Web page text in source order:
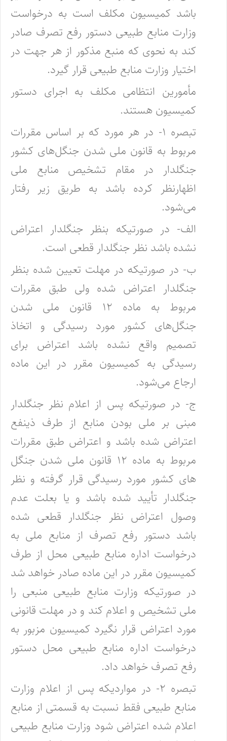
باشد کمیسیون مکلف ‌است به درخواست
وزارت منابع طبیعی دستور رفع تصرف صادر
کند به نحوی که منبع مذکور از هر جهت در
اختیار وزارت منابع طبیعی قرار گیرد.
مأمورین انتظامی مکلف به اجرای دستور
کمیسیون هستند.
تبصره ۱- در هر مورد که بر اساس مقررات
مربوط به قانون ملی شدن جنگل‌های کشور
جنگلدار در مقام تشخیص منابع ملی
اظهارنظر کرده باشد به طریق زیر رفتار
می‌شود.
الف- در صورتیکه بنظر جنگلدار اعتراض
نشده باشد نظر جنگلدار قطعی است.
ب- در صورتیکه در مهلت تعیین شده بنظر
جنگلدار اعتراض شده ولی طبق مقررات
مربوط به ماده ۱۲ قانون ملی شدن
جنگل‌های کشور مورد ‌رسیدگی و اتخاذ
تصمیم واقع نشده باشد اعتراض برای
رسیدگی به کمیسیون مقرر در این ماده
ارجاع می‌شود.
ج- در صورتیکه پس از اعلام نظر جنگلدار
مبنی بر ملی بودن منابع از طرف ذینفع
اعتراض شده باشد و اعتراض طبق مقررات
مربوط به ماده ۱۲‌ قانون ملی شدن جنگل
های کشور مورد رسیدگی قرار گرفته و نظر
جنگلدار تأیید شده باشد و یا بعلت عدم
وصول اعتراض نظر جنگلدار قطعی ‌شده
باشد دستور رفع تصرف از منابع ملی به
درخواست اداره منابع طبیعی محل از طرف
کمیسیون مقرر در این ماده صادر خواهد شد
در صورتیکه ‌وزارت منابع طبیعی منبعی را
ملی تشخیص و اعلام کند و در مهلت قانونی
مورد اعتراض قرار نگیرد کمیسیون مزبور به
درخواست اداره منابع طبیعی ‌محل دستور
رفع تصرف خواهد داد.
تبصره ۲- در مواردیکه پس از اعلام وزارت
منابع طبیعی فقط نسبت به قسمتی از منابع
اعلام شده اعتراض شود وزارت منابع طبیعی